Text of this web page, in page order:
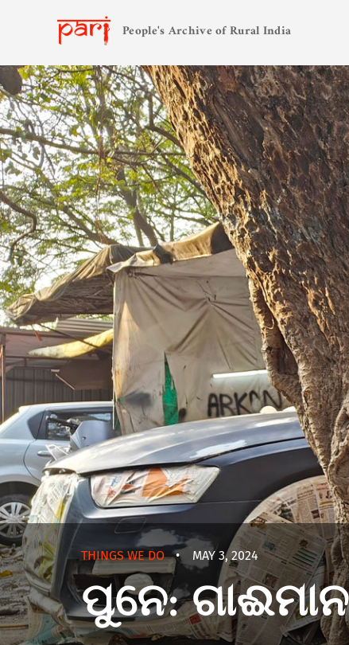
People's Archive of Rural India
THINGS WE DO • MAY 3, 2024
ପୁନେ: